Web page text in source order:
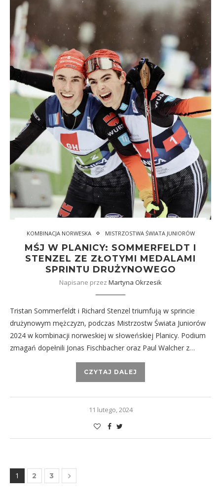
KOMBINACJA NORWESKA MISTRZOSTWA ŚWIATA JUNIORÓW
MŚJ W PLANICY: SOMMERFELDT I
STENZEL ZE ZŁOTYMI MEDALAMI
SPRINTU DRUŻYNOWEGO
Napisane przez Martyna Okrzesik
Tristan Sommerfeldt i Richard Stenzel triumfują w sprincie
drużynowym mężczyzn, podczas Mistrzostw Świata Juniorów
2024 w kombinacji norweskiej w słoweńskiej Planicy. Podium
zmagań dopełnili Jonas Fischbacher oraz Paul Walcher z…
CZYTAJ DALEJ
11 lutego, 2024
1 2 3